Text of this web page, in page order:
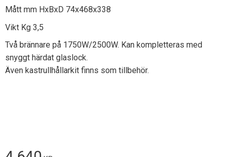
Mått mm HxBxD 74x468x338
Vikt Kg 3,5
Två brännare på 1750W/2500W. Kan kompletteras med
snyggt härdat glaslock.
Även kastrullhållarkit finns som tillbehör.